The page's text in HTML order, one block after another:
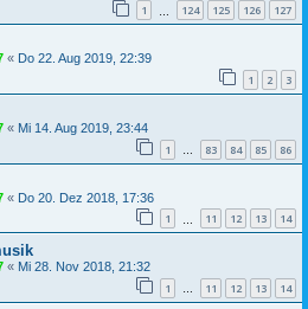
1 124 125 126 127
« Do 22. Aug 2019, 22:39
1 2 3
« Mi 14. Aug 2019, 23:44
1 … 83 84 85 86
« Do 20. Dez 2018, 17:36
1 11 12 13 14
« Mi 28. Nov 2018, 21:32
1 … 11 12 13 14